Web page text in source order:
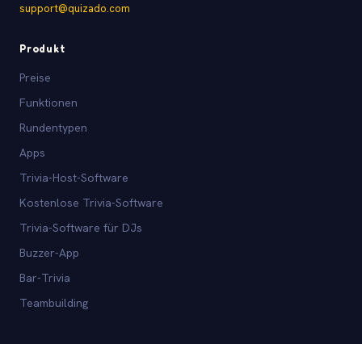
support@quizado.com
Produkt
Preise
Funktionen
Rundentypen
Apps
Trivia-Host-Software
Kostenlose Trivia-Software
Trivia-Software für DJs
Buzzer-App
Bar-Trivia
Teambuilding